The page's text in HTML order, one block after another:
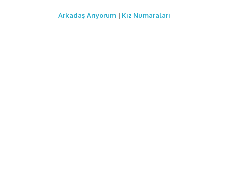
Arkadaş Arıyorum| Kız Numaraları